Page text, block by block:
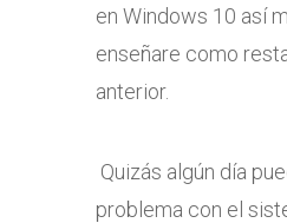
en Windows 10 así
enseñare como
anterior.
Quizás algún día
problema con el